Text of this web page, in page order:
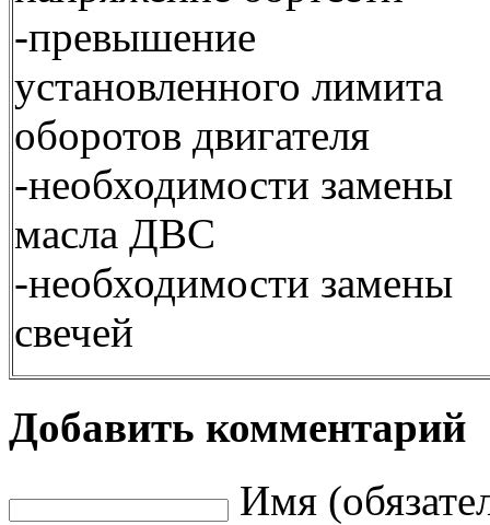
-превышение
установленного лимита
оборотов двигателя
-необходимости замены
масла ДВС
-необходимости замены
свечей
Добавить комментарий
Имя